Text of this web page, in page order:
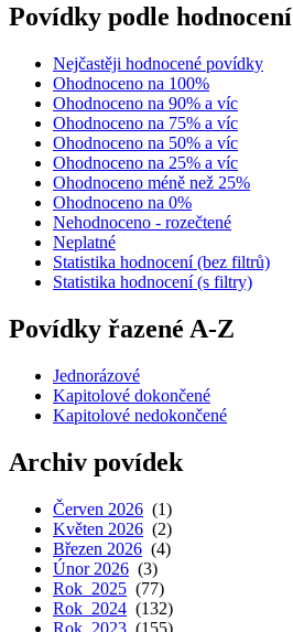
Povídky podle hodnocení
Nejčastěji hodnocené povídky
Ohodnoceno na 100%
Ohodnoceno na 90% a víc
Ohodnoceno na 75% a víc
Ohodnoceno na 50% a víc
Ohodnoceno na 25% a víc
Ohodnoceno méně než 25%
Ohodnoceno na 0%
Nehodnoceno - rozečtené
Neplatné
Statistika hodnocení (bez filtrů)
Statistika hodnocení (s filtry)
Povídky řazené A-Z
Jednorázové
Kapitolové dokončené
Kapitolové nedokončené
Archiv povídek
Červen 2026 (1)
Květen 2026 (2)
Březen 2026 (4)
Únor 2026 (3)
Rok 2025 (77)
Rok 2024 (132)
Rok 2023 (155)